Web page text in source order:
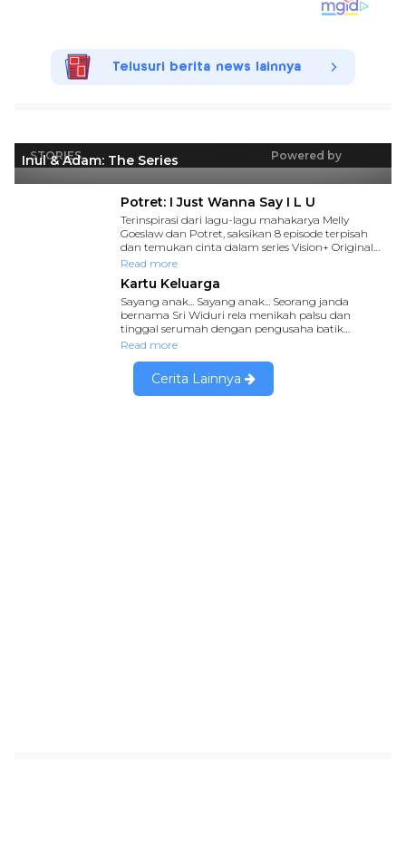
Telusuri berita news lainnya